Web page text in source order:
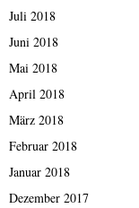
Juli 2018
Juni 2018
Mai 2018
April 2018
März 2018
Februar 2018
Januar 2018
Dezember 2017